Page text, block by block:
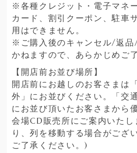
※各種クレジット・電子マネ
カード、割引クーポン、駐車
用はできません。
※ご購入後のキャンセル/返品
かねますので、あらかじめご
【開店前お並び場所】
開店前にお越しのお客さまは
外」にお並びください。「交
にお並び頂いたお客さまから
会場CD販売所にご案内いたし
り、列を移動する場合がござ
ご了承ください。)